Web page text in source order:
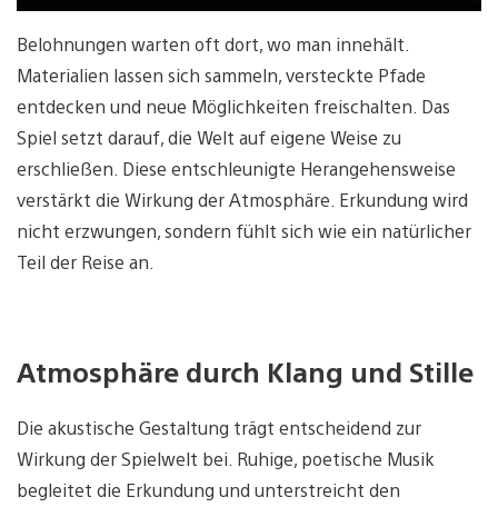
Belohnungen warten oft dort, wo man innehält.
Materialien lassen sich sammeln, versteckte Pfade
entdecken und neue Möglichkeiten freischalten. Das
Spiel setzt darauf, die Welt auf eigene Weise zu
erschließen. Diese entschleunigte Herangehensweise
verstärkt die Wirkung der Atmosphäre. Erkundung wird
nicht erzwungen, sondern fühlt sich wie ein natürlicher
Teil der Reise an.
Atmosphäre durch Klang und Stille
Die akustische Gestaltung trägt entscheidend zur
Wirkung der Spielwelt bei. Ruhige, poetische Musik
begleitet die Erkundung und unterstreicht den